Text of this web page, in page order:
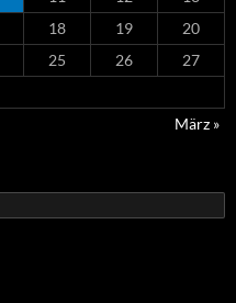
18 19
20
25 26
27
März »